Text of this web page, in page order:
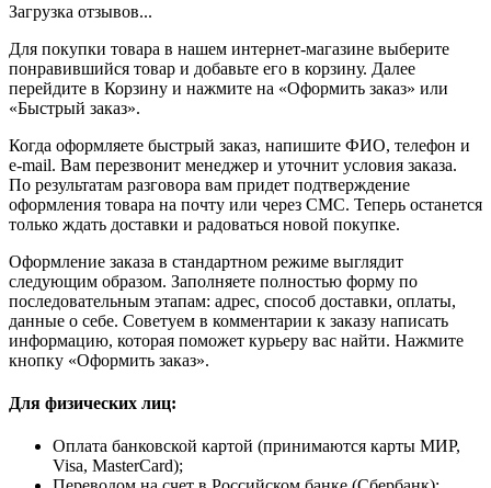
Загрузка отзывов...
Для покупки товара в нашем интернет-магазине выберите
понравившийся товар и добавьте его в корзину. Далее
перейдите в Корзину и нажмите на «Оформить заказ» или
«Быстрый заказ».
Когда оформляете быстрый заказ, напишите ФИО, телефон и
e-mail. Вам перезвонит менеджер и уточнит условия заказа.
По результатам разговора вам придет подтверждение
оформления товара на почту или через СМС. Теперь останется
только ждать доставки и радоваться новой покупке.
Оформление заказа в стандартном режиме выглядит
следующим образом. Заполняете полностью форму по
последовательным этапам: адрес, способ доставки, оплаты,
данные о себе. Советуем в комментарии к заказу написать
информацию, которая поможет курьеру вас найти. Нажмите
кнопку «Оформить заказ».
Для физических лиц:
Оплата банковской картой (принимаются карты МИР,
Visa, MasterCard);